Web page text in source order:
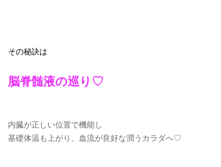
その秘訣は
脳脊髄液の巡り♡
内臓が正しい位置で機能し
基礎体温も上がり、血流が良好な潤うカラダへ♡